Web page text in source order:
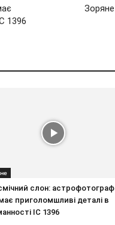
1396
Зоряне
слон: астрофотограф
приголомшливі деталі в
IC 1396